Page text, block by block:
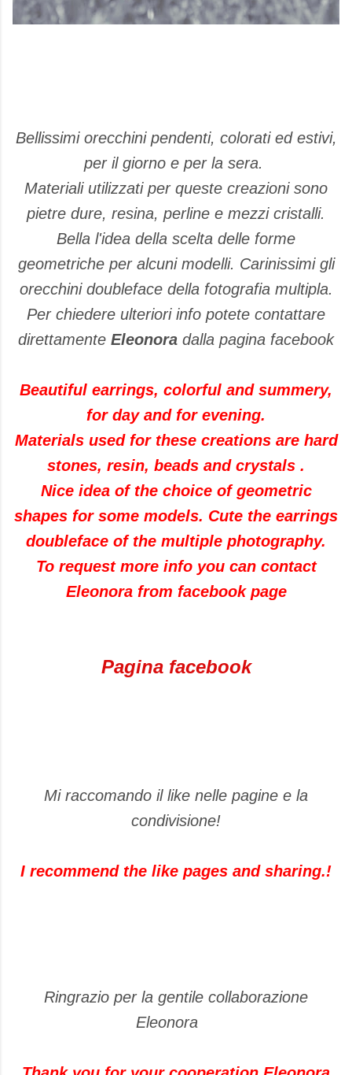
Bellissimi orecchini pendenti, colorati ed estivi,
per il giorno e per la sera.
Materiali utilizzati per queste creazioni sono
pietre dure, resina, perline e mezzi cristalli.
Bella l'idea della scelta delle forme
geometriche per alcuni modelli. Carinissimi gli
orecchini doubleface della fotografia multipla.
Per chiedere ulteriori info potete contattare
direttamente Eleonora dalla pagina facebook
Beautiful earrings, colorful and summery,
for day and for evening.
Materials used for these creations are hard
stones, resin, beads and crystals .
Nice idea of the choice of geometric
shapes for some models. Cute the earrings
doubleface of the multiple photography.
To request more info you can contact
Eleonora from facebook page
Pagina facebook
Mi raccomando il like nelle pagine e la
condivisione!
I recommend the like pages and sharing.!
Ringrazio per la gentile collaborazione
Eleonora